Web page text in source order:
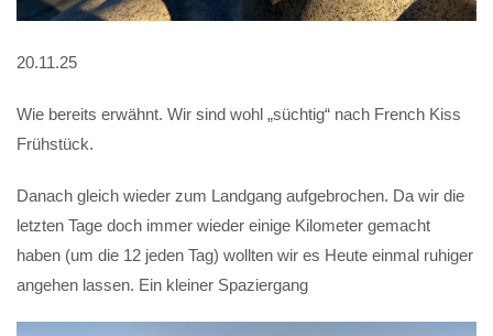
20.11.25
Wie bereits erwähnt. Wir sind wohl „süchtig“ nach French Kiss
Frühstück.
Danach gleich wieder zum Landgang aufgebrochen. Da wir die
letzten Tage doch immer wieder einige Kilometer gemacht
haben (um die 12 jeden Tag) wollten wir es Heute einmal ruhiger
angehen lassen. Ein kleiner Spaziergang